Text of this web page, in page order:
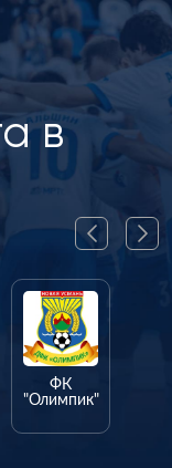
в
ФК
"Олимпик"